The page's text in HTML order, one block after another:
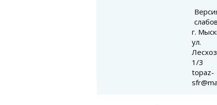
г.
ул.
1/3
topaz-